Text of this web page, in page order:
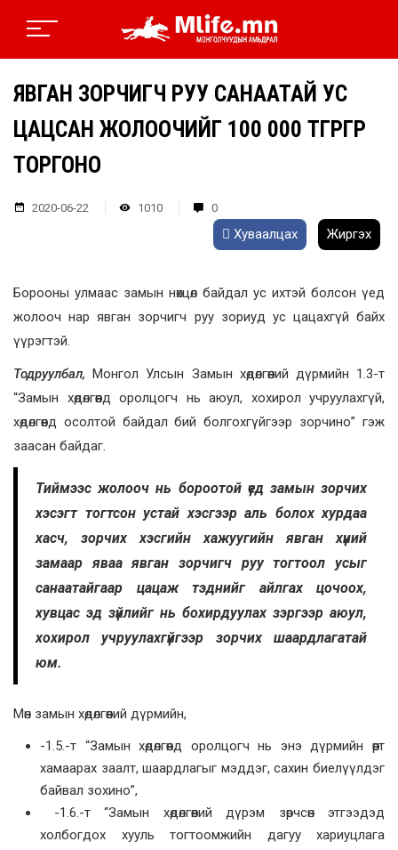
ЯВГАН ЗОРЧИГЧ РУУ САНААТАЙ УС
ЦАЦСАН ЖОЛООЧИЙГ 100 000 ТӨГРӨГӨӨР
ТОРГОНО
2020-06-22 1010 0
Хуваалцах Жиргэх
Борооны улмаас замын нөхцөл байдал ус ихтэй болсон үед
жолооч нар явган зорчигч руу зориуд ус цацахгүй байх
үүрэгтэй.
Тодруулбал, Монгол Улсын Замын хөдөлгөөний дүрмийн 1.3-т
“Замын хөдөлгөөнд оролцогч нь аюул, хохирол учруулахгүй,
хөдөлгөөнд осолтой байдал бий болгохгүйгээр зорчино” гэж
заасан байдаг.
Тиймээс жолооч нь бороотой үед замын зорчих
хэсэгт тогтсон устай хэсгээр аль болох хурдаа
хасч, зорчих хэсгийн хажуугийн явган хүний
замаар яваа явган зорчигч руу тогтоол усыг
санаатайгаар цацаж тэднийг айлгах цочоох,
хувцас эд зүйлийг нь бохирдуулах зэргээр аюул,
хохирол учруулахгүйгээр зорчих шаардлагатай
юм.
Мөн замын хөдөлгөөний дүрмийн,
-1.5.-т “Замын хөдөлгөөнд оролцогч нь энэ дүрмийн өөрт
хамаарах заалт, шаардлагыг мэддэг, сахин биелүүлдэг
байвал зохино”,
-1.6.-т “Замын хөдөлгөөний дүрэм зөрчсөн этгээдэд
холбогдох хууль тогтоомжийн дагуу хариуцлага